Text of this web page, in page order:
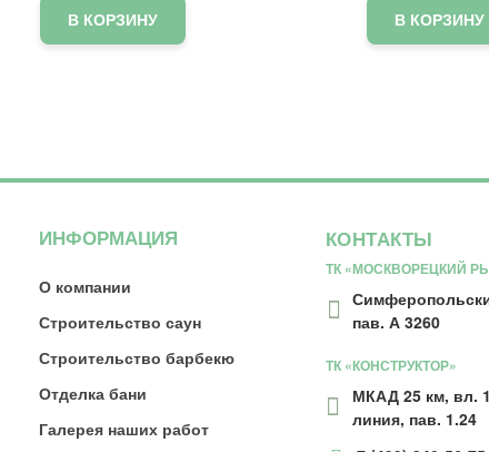
В КОРЗИНУ В КОРЗИНУ
ИНФОРМАЦИЯ
О компании
Строительство саун
Строительство барбекю
Отделка бани
Галерея наших работ
КОНТАКТЫ
ТК «МОСКВОРЕЦКИЙ
пав. А 3260
ТК «КОНСТРУКТОР»
МКАД 25 км, вл.
линия, пав. 1.24